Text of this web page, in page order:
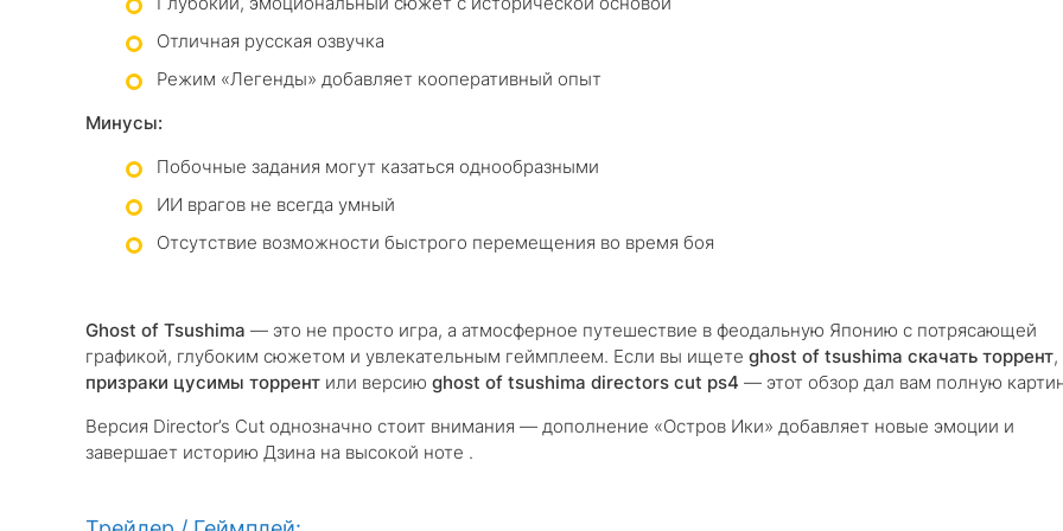
Отличная русская озвучка
Режим «Легенды» добавляет кооперативный опыт
Минусы:
Побочные задания могут казаться однообразными
ИИ врагов не всегда умный
Отсутствие возможности быстрого перемещения во время боя
Ghost of Tsushima — это не просто игра, а атмосферное путешествие в феодальную Японию с потрясающей
графикой, глубоким сюжетом и увлекательным геймплеем. Если вы ищете ghost of tsushima скачать торрент,
призраки цусимы торрент или версию ghost of tsushima directors cut ps4 — этот обзор дал вам полную
Версия Director’s Cut однозначно стоит внимания — дополнение «Остров Ики» добавляет новые эмоции и
завершает историю Дзина на высокой ноте .